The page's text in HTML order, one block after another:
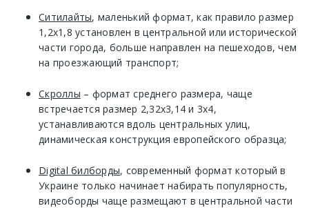
Ситилайты, маленький формат, как правило размер
1,2х1,8 установлен в центральной или исторической
части города, больше направлен на пешеходов, чем
на проезжающий транспорт;
Скроллы – формат среднего размера, чаще
встречается размер 2,32х3,14 и 3х4,
устанавливаются вдоль центральных улиц,
динамическая конструкция европейского образца;
Digital билборды, современный формат который в
Украине только начинает набирать популярность,
видеоборды чаще размещают в центральной части